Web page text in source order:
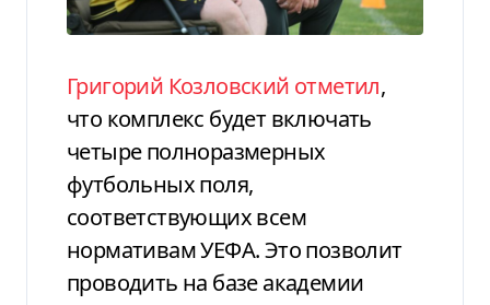
Григорий Козловский отметил,
что комплекс будет включать
четыре полноразмерных
футбольных поля,
соответствующих всем
нормативам УЕФА. Это позволит
проводить на базе академии